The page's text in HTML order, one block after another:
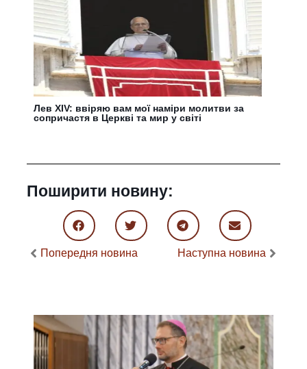
Лев XIV: ввіряю вам мої наміри молитви за
сопричастя в Церкві та мир у світі
Поширити новину:
Попередня новина Наступна новина